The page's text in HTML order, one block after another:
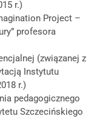
r.)
Project –
profesora
(związanej z
Instytutu
r.)
pedagogicznego
Szczecińskiego